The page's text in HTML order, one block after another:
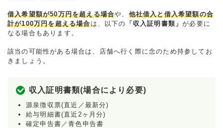
借入希望額が50万円を超える場合や、 他社借入と借入希望額の合
計が100万円を超える場合は、以下の 「収入証明書類」が必要に
なる場合もあります。
該当の可能性がある場合は、店舗へ行く際に念のため持参してお
きましょう。
収入証明書類(場合により必要)
源泉徴収票(直近／最新分)
給与明細書(直近2ヶ月分)
確定申告書／青色申告書